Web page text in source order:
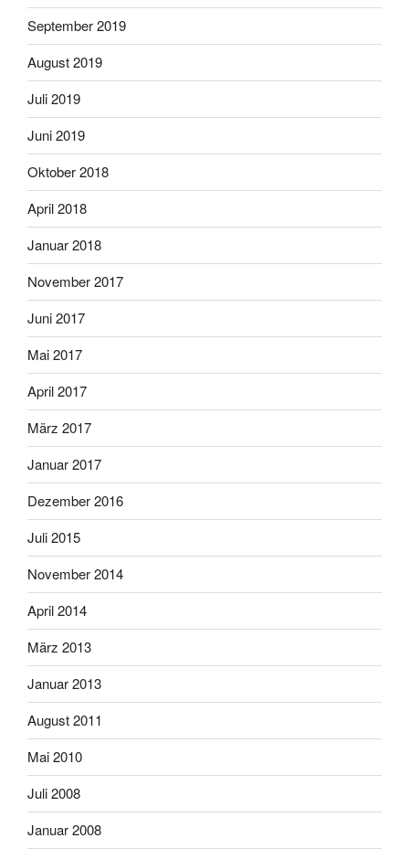
September 2019
August 2019
Juli 2019
Juni 2019
Oktober 2018
April 2018
Januar 2018
November 2017
Juni 2017
Mai 2017
April 2017
März 2017
Januar 2017
Dezember 2016
Juli 2015
November 2014
April 2014
März 2013
Januar 2013
August 2011
Mai 2010
Juli 2008
Januar 2008